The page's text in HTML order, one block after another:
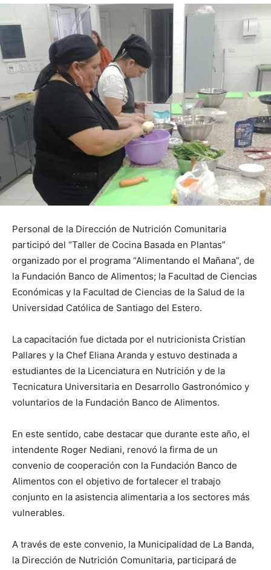
Personal de la Dirección de Nutrición Comunitaria
participó del “Taller de Cocina Basada en Plantas”
organizado por el programa “Alimentando el Mañana”, de
la Fundación Banco de Alimentos; la Facultad de Ciencias
Económicas y la Facultad de Ciencias de la Salud de la
Universidad Católica de Santiago del Estero.
La capacitación fue dictada por el nutricionista Cristian
Pallares y la Chef Eliana Aranda y estuvo destinada a
estudiantes de la Licenciatura en Nutrición y de la
Tecnicatura Universitaria en Desarrollo Gastronómico y
voluntarios de la Fundación Banco de Alimentos.
En este sentido, cabe destacar que durante este año, el
intendente Roger Nediani, renovó la firma de un
convenio de cooperación con la Fundación Banco de
Alimentos con el objetivo de fortalecer el trabajo
conjunto en la asistencia alimentaria a los sectores más
vulnerables.
A través de este convenio, la Municipalidad de La Banda,
la Dirección de Nutrición Comunitaria, participará de